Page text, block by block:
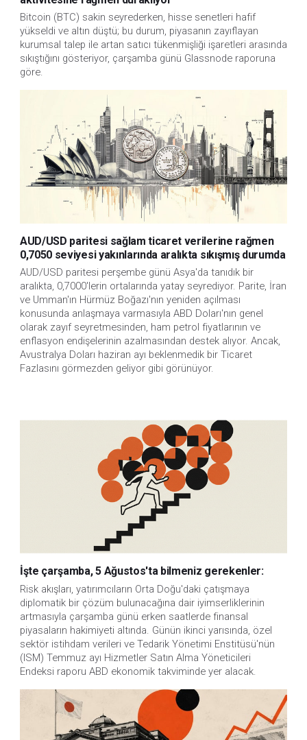
Bitcoin (BTC) sakin seyrederken, hisse senetleri hafif
yükseldi ve altın düştü; bu durum, piyasanın zayıflayan
kurumsal talep ile artan satıcı tükenmişliği işaretleri arasında
sıkıştığını gösteriyor, çarşamba günü Glassnode raporuna
göre.
AUD/USD paritesi sağlam ticaret verilerine rağmen
0,7050 seviyesi yakınlarında aralıkta sıkışmış durumda
AUD/USD paritesi perşembe günü Asya'da tanıdık bir
aralıkta, 0,7000'lerin ortalarında yatay seyrediyor. Parite, İran
ve Umman'ın Hürmüz Boğazı'nın yeniden açılması
konusunda anlaşmaya varmasıyla ABD Doları'nın genel
olarak zayıf seyretmesinden, ham petrol fiyatlarının ve
enflasyon endişelerinin azalmasından destek alıyor. Ancak,
Avustralya Doları haziran ayı beklenmedik bir Ticaret
Fazlasını görmezden geliyor gibi görünüyor.
İşte çarşamba, 5 Ağustos'ta bilmeniz gerekenler:
Risk akışları, yatırımcıların Orta Doğu'daki çatışmaya
diplomatik bir çözüm bulunacağına dair iyimserliklerinin
artmasıyla çarşamba günü erken saatlerde finansal
piyasaların hakimiyeti altında. Günün ikinci yarısında, özel
sektör istihdam verileri ve Tedarik Yönetimi Enstitüsü'nün
(ISM) Temmuz ayı Hizmetler Satın Alma Yöneticileri
Endeksi raporu ABD ekonomik takviminde yer alacak.